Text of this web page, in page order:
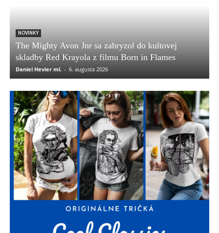
NOVINKY
The Mighty Avon Jnr sa zahryzol do kultovej
skladby Red Krayola z filmu Born in Flames
Daniel Hevier ml. - 6. augusta 2026